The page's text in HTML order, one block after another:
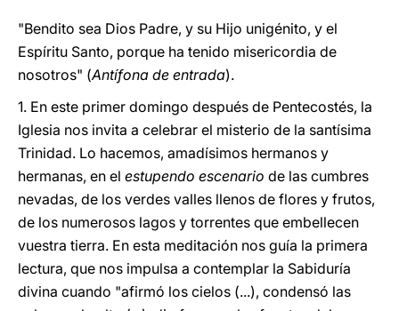
"Bendito sea Dios Padre, y su Hijo unigénito, y el
Espíritu Santo, porque ha tenido misericordia de
nosotros" (Antífona de entrada).
1. En este primer domingo después de Pentecostés, la
Iglesia nos invita a celebrar el misterio de la santísima
Trinidad. Lo hacemos, amadísimos hermanos y
hermanas, en el estupendo escenario de las cumbres
nevadas, de los verdes valles llenos de flores y frutos,
de los numerosos lagos y torrentes que embellecen
vuestra tierra. En esta meditación nos guía la primera
lectura, que nos impulsa a contemplar la Sabiduría
divina cuando "afirmó los cielos (...), condensó las